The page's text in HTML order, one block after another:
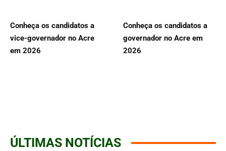
Conheça os candidatos a
vice-governador no Acre
em 2026
Conheça os candidatos a
governador no Acre em
2026
ÚLTIMAS NOTÍCIAS